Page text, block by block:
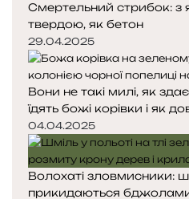
с
т
о
р
і
н
к
а
с
т
о
р
і
н
к
а
Смертельний стрибок: з
твердою, як бетон
29.04.2025
Вони не такі милі, як
їдять божі корівки і як
04.04.2025
Волохаті зловмисники:
прикидаються бджолами